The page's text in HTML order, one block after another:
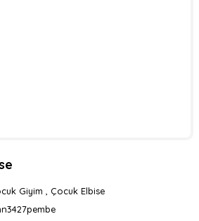
Giyim
Çocuk Elbise